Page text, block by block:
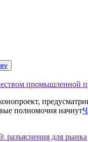
промышленной
полномочия начнут
разъяснения для рынка